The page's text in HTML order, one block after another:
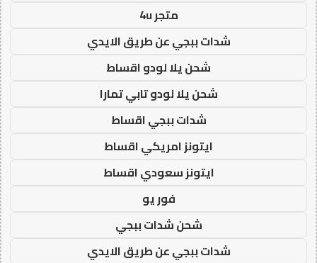
متجر 4u
شدات ببجي عن طريق الايدي
شحن يلا لودو اقساط
شحن يلا لودو تابي تمارا
شدات ببجي اقساط
ايتونز امريكي اقساط
ايتونز سعودي اقساط
فور يو
شحن شدات ببجي
شدات ببجي عن طريق الايدي